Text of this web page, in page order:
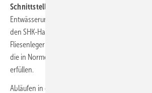
Schnittstellenproblematik berücksichtigen
Entwässerungslösungen von Sanitärherstellern
den SHK-Handwerker leicht einzubauen,
Fliesenleger leicht abzudichten sein. Besonders
die in Normen definierten Anforderungen aller
erfüllen.
Abläufen in gefliesten bodenebenen Duschen ko